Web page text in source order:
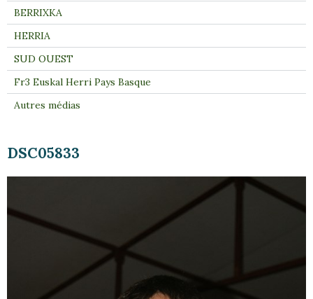
DSC05833
BERRIXKA
HERRIA
SUD OUEST
Fr3 Euskal Herri Pays Basque
Autres médias